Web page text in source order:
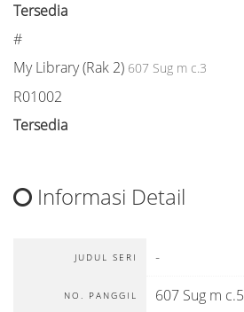
Tersedia
#
My Library (Rak 2) 607 Sug m c.3
R01002
Tersedia
Informasi Detail
JUDUL SERI -
NO. PANGGIL 607 Sug m c.5